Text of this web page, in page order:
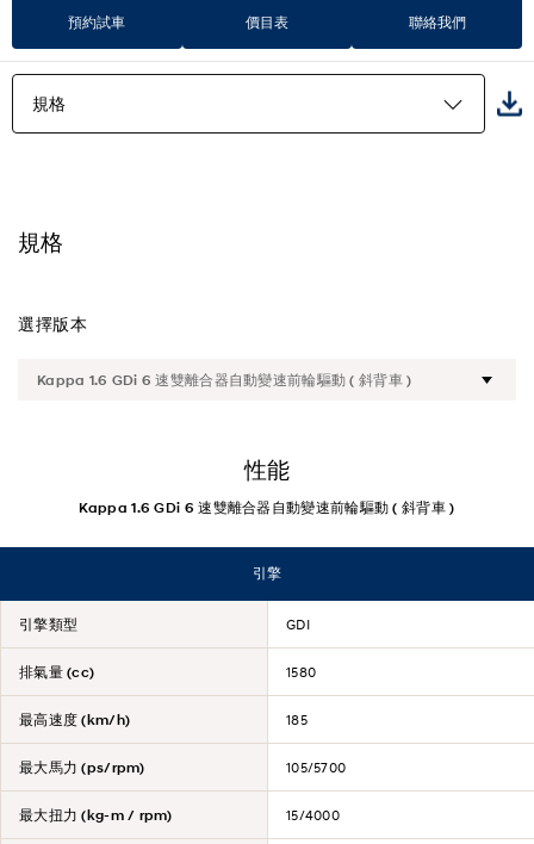
預約試車 價目表 聯絡我們
規格
外型
規格
選擇版本
性能
Kappa 1.6 GDi 6 速雙離合器自動變速前輪驅動 ( 斜背車 )
引擎
引擎類型 GDI
排氣量 (cc) 1580
最高速度 (km/h) 185
最大馬力 (ps/rpm) 105/5700
最大扭力 (kg-m / rpm) 15/4000